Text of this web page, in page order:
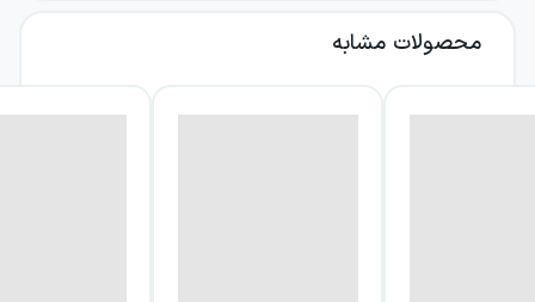
فونت‌های مختلف استفاده شده است.
بررسی درسنامه‌های کتاب جامع
محصولات مشابه